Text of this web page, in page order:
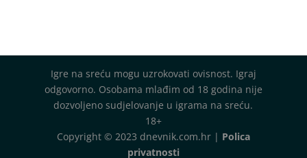
Igre na sreću mogu uzrokovati ovisnost. Igraj
odgovorno. Osobama mlađim od 18 godina nije
dozvoljeno sudjelovanje u igrama na sreću.
18+
Copyright © 2023 dnevnik.com.hr | Polica
privatnosti